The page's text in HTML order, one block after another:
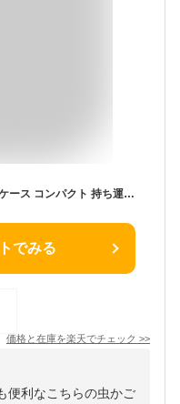
虫かご 昆虫 折り畳み 紐付き メッシュ ケース コンパクト 持ち運び 子供 夏休み 自由研究 折りたたみ虫かご 軽量 男の子
でみる
価格と在庫を楽天でチェック >>
便利なこちらの虫かご